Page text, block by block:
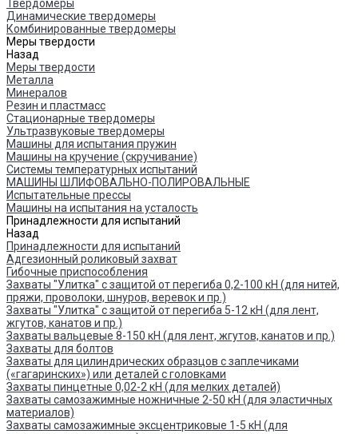
Твердомеры
Динамические твердомеры
Комбинированные твердомеры
Меры твердости
Назад
Меры твердости
Металла
Минералов
Резин и пластмасс
Стационарные твердомеры
Ультразвуковые твердомеры
Машины для испытания пружин
Машины на кручение (скручивание)
Системы температурных испытаний
МАШИНЫ ШЛИФОВАЛЬНО-ПОЛИРОВАЛЬНЫЕ
Испытательные прессы
Машины на испытания на усталость
Принадлежности для испытаний
Назад
Принадлежности для испытаний
Адгезионный роликовый захват
Гибочные приспособления
Захваты "Улитка" с защитой от перегиба 0,2-100 кН (для нитей,
пряжи, проволоки, шнуров, веревок и пр.)
Захваты "Улитка" с защитой от перегиба 5-12 кН (для лент,
жгутов, канатов и пр.)
Захваты вальцевые 8-150 кН (для лент, жгутов, канатов и пр.)
Захваты для болтов
Захваты для цилиндрических образцов с заплечиками
(«гагаринских») или деталей с головками
Захваты пинцетные 0,02-2 кН (для мелких деталей)
Захваты самозажимные ножничные 2-50 кН (для эластичных
материалов)
Захваты самозажимные эксцентриковые 1-5 кН (для